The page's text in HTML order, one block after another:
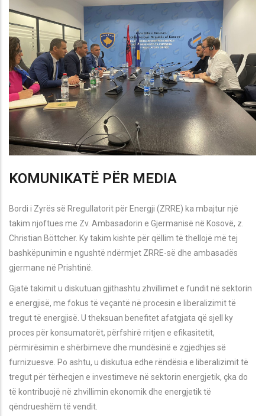
KOMUNIKATË PËR MEDIA
Bordi i Zyrës së Rregullatorit për Energji (ZRRE) ka mbajtur një
takim njoftues me Zv. Ambasadorin e Gjermanisë në Kosovë, z.
Christian Böttcher. Ky takim kishte për qëllim të thellojë më tej
bashkëpunimin e ngushtë ndërmjet ZRRE-së dhe ambasadës
gjermane në Prishtinë.
Gjatë takimit u diskutuan gjithashtu zhvillimet e fundit në sektorin
e energjisë, me fokus të veçantë në procesin e liberalizimit të
tregut të energjisë. U theksuan benefitet afatgjata që sjell ky
proces për konsumatorët, përfshirë rritjen e efikasitetit,
përmirësimin e shërbimeve dhe mundësinë e zgjedhjes së
furnizuesve. Po ashtu, u diskutua edhe rëndësia e liberalizimit të
tregut për tërheqjen e investimeve në sektorin energjetik, çka do
të kontribuojë në zhvillimin ekonomik dhe energjetik të
qëndrueshëm të vendit.